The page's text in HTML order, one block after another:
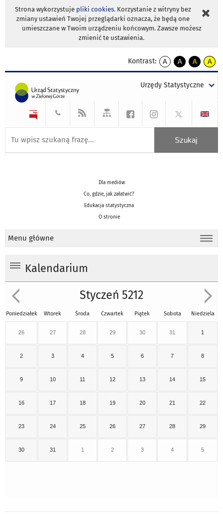
Strona wykorzystuje pliki cookies. Korzystanie z witryny bez
zmiany ustawień Twojej przeglądarki oznacza, że będą one
umieszczane w Twoim urządzeniu końcowym. Zawsze możesz
zmienić te ustawienia.
Kontrast:
A
kontrast
A
kontrast
tekst
czarnym
A
kontrast
tekst
czarnym
A
tekst
żółtym
Urzędy Statystyczne
Dla mediów
Co, gdzie, jak załatwić?
Edukacja statystyczna
O stronie
Menu główne
Kalendarium
Styczeń 5212
Poniedziałek Wtorek Środa Czwartek Piątek Sobota Niedziela
26 27 28 29 30 31 1
2 3 4 5 6 7 8
9 10 11 12 13 14 15
16 17 18 19 20 21 22
23 24 25 26 27 28 29
30 31 1 2 3 4 5